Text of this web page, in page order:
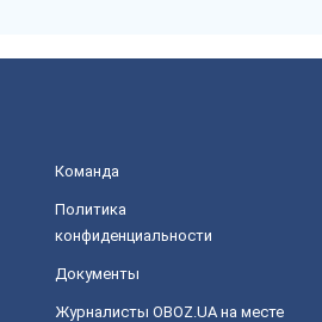
Команда
Политика
конфиденциальности
Документы
Журналисты OBOZ.UA на месте